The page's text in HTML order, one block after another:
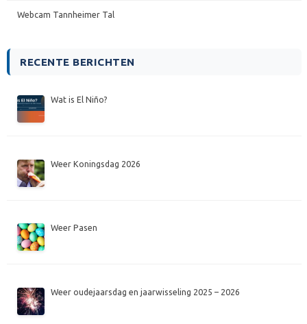
Webcam Tannheimer Tal
RECENTE BERICHTEN
Wat is El Niño?
Weer Koningsdag 2026
Weer Pasen
Weer oudejaarsdag en jaarwisseling 2025 – 2026